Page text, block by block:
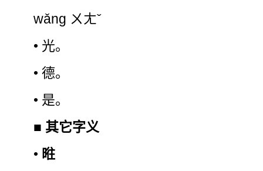
wǎng ㄨㄤˇ
• 光。
• 德。
• 是。
■ 其它字义
• 暀